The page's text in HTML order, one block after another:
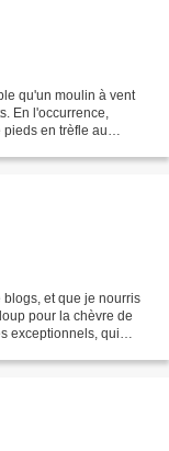
qu'un moulin à vent
En l'occurrence,
pieds en trèfle au
et que je nourris
pour la chèvre de
exceptionnels, qui